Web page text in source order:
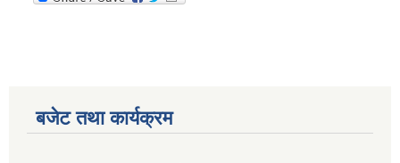
बजेट तथा कार्यक्रम